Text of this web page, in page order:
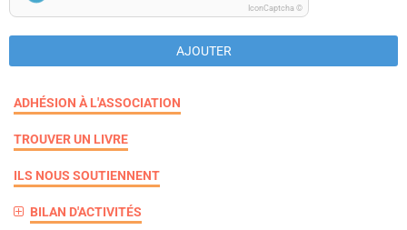
IconCaptcha ©
AJOUTER
ADHÉSION À L'ASSOCIATION
TROUVER UN LIVRE
ILS NOUS SOUTIENNENT
BILAN D'ACTIVITÉS